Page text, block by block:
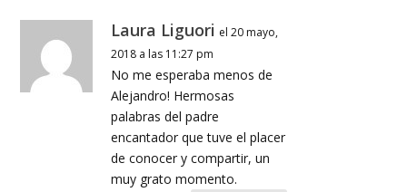
Laura Liguori el 20 mayo,
2018 a las 11:27 pm
No me esperaba menos de
Alejandro! Hermosas
palabras del padre
encantador que tuve el placer
de conocer y compartir, un
muy grato momento.